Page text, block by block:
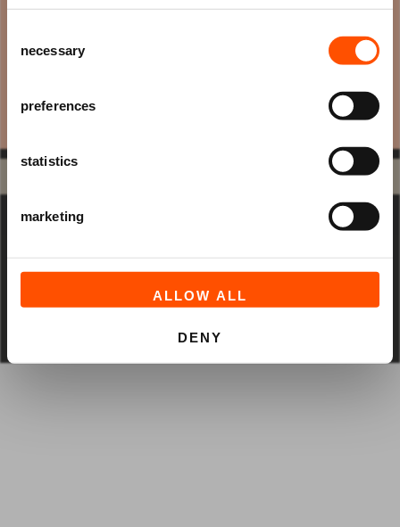
Selection
necessary
preferences
statistics
marketing
ALLOW ALL
DENY
+31 (0)591 - 850 856
en speciale aanbiedingen!